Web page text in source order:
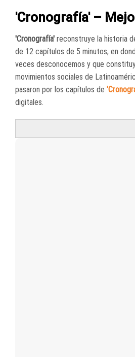
'Cronografía' –
'Cronografía' reconstruye la historia
de 12 capítulos de 5 minutos, en
veces desconocemos y que
movimientos sociales de
pasaron por los capítulos de
digitales.